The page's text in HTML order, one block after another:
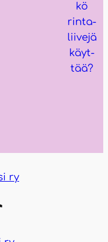
kö
rin­ta­
lii­ve­jä
käyt­
tää?